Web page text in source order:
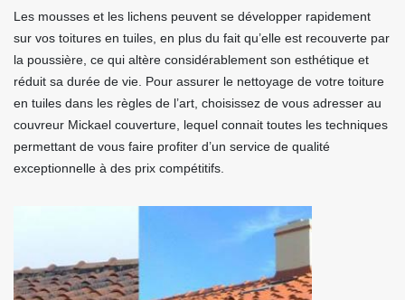
Les mousses et les lichens peuvent se développer rapidement
sur vos toitures en tuiles, en plus du fait qu’elle est recouverte par
la poussière, ce qui altère considérablement son esthétique et
réduit sa durée de vie. Pour assurer le nettoyage de votre toiture
en tuiles dans les règles de l’art, choisissez de vous adresser au
couvreur Mickael couverture, lequel connait toutes les techniques
permettant de vous faire profiter d’un service de qualité
exceptionnelle à des prix compétitifs.